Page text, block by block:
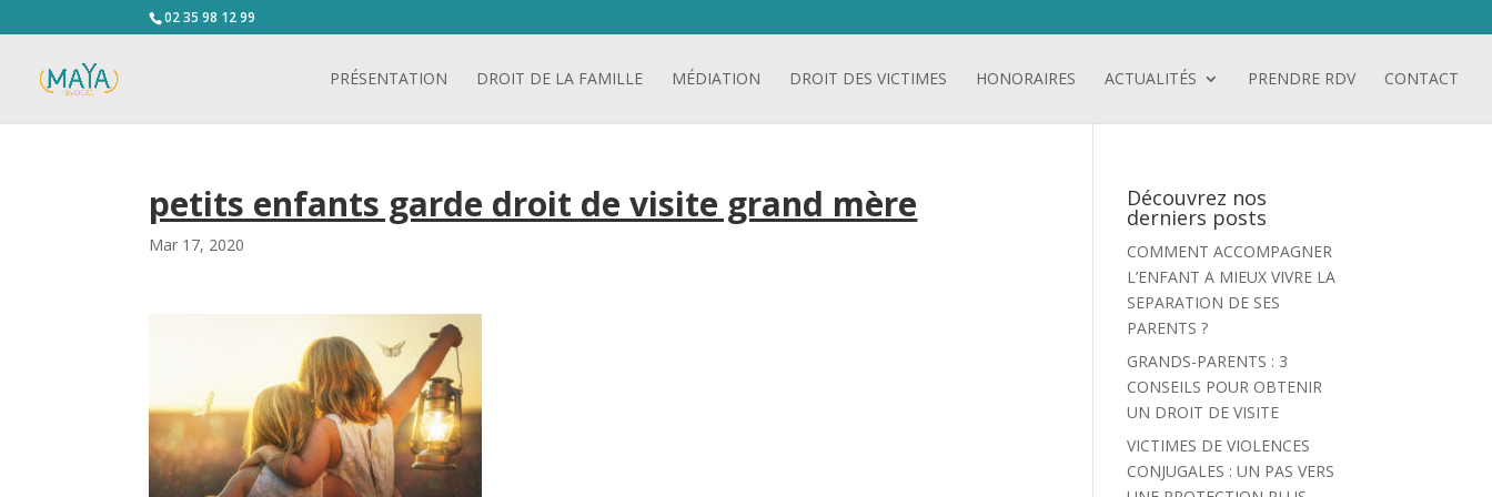
02 35 98 12 99
PRÉSENTATION DROIT DE LA FAMILLE MÉDIATION DROIT DES VICTIMES HONORAIRES ACTUALITÉS PRENDRE RDV CONTACT
petits enfants garde droit de visite grand mère
Mar 17, 2020
Découvrez nos
derniers posts
COMMENT ACCOMPAGNER
L’ENFANT A MIEUX VIVRE LA
SEPARATION DE SES
PARENTS ?
GRANDS-PARENTS : 3
CONSEILS POUR OBTENIR
UN DROIT DE VISITE
VICTIMES DE VIOLENCES
CONJUGALES : UN PAS VERS